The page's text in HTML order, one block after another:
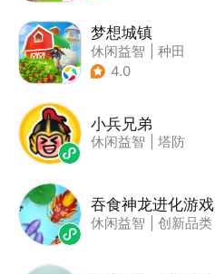
梦想城镇
休闲益智
种田
| 田园生活
4.0
小兵兄弟
休闲益智 塔防
吞食神龙进化游戏
休闲益智 创新品类